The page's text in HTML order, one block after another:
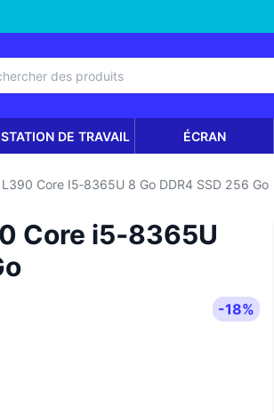
STATION DE TRAVAIL ÉCRAN
Core I5‑8365U 8 Go DDR4 SSD 256 Go
Core i5‑8365U
-18%